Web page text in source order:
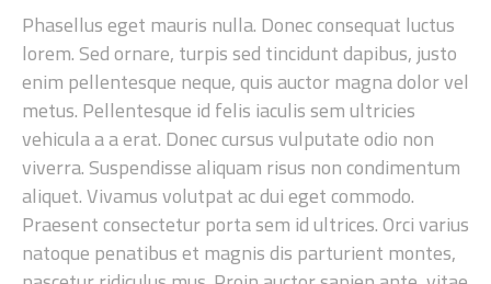
Phasellus eget mauris nulla. Donec consequat luctus
lorem. Sed ornare, turpis sed tincidunt dapibus, justo
enim pellentesque neque, quis auctor magna dolor vel
metus. Pellentesque id felis iaculis sem ultricies
vehicula a a erat. Donec cursus vulputate odio non
viverra. Suspendisse aliquam risus non condimentum
aliquet. Vivamus volutpat ac dui eget commodo.
Praesent consectetur porta sem id ultrices. Orci varius
natoque penatibus et magnis dis parturient montes,